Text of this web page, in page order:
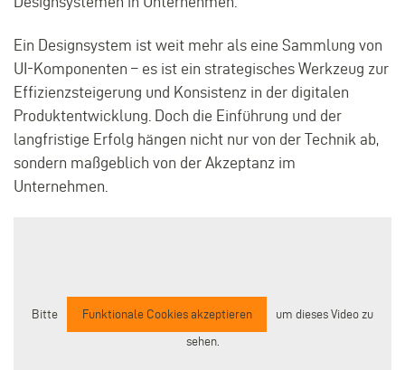
Ein Designsystem ist weit mehr als eine Sammlung von
UI-Komponenten – es ist ein strategisches Werkzeug zur
Effizienzsteigerung und Konsistenz in der digitalen
Produktentwicklung. Doch die Einführung und der
langfristige Erfolg hängen nicht nur von der Technik ab,
sondern maßgeblich von der Akzeptanz im
Unternehmen.
Bitte Funktionale Cookies akzeptieren
um dieses Video zu
sehen.